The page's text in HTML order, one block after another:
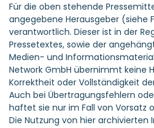
Für die oben stehende
angegebene Herausgeber (siehe
verantwortlich. Dieser ist in der
Pressetextes, sowie der
Medien- und
Network GmbH übernimmt keine
Korrektheit oder Vollständigkeit
Auch bei Übertragungsfehlern
haftet sie nur im Fall von Vorsatz
Die Nutzung von hier archivierten